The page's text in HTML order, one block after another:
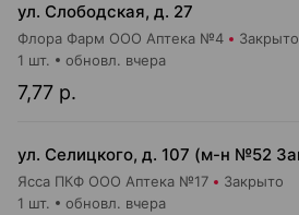
ул. Слободская, д. 27
Флора Фарм ООО Аптека №4 Закрыто
7,77 р.
1 шт. обновл. вчера
Ясса ПКФ ООО Аптека №17 Закрыто
1 шт. обновл. вчера